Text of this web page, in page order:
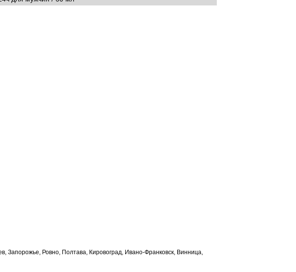
Запорожье, Ровно, Полтава, Кировоград, Ивано-Франковск, Винница,